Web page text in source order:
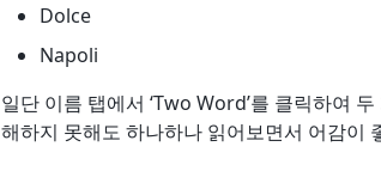
Dolce
Napoli
일단 이름 탭에서 ‘Two Word’를 클릭하여
해하지 못해도 하나하나 읽어보면서 어감이